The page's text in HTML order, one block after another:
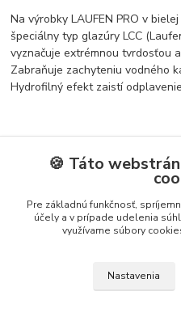
Na výrobky LAUFEN PRO v
špeciálny typ glazúry LCC
vyznačuje extrémnou tvrdosťou
Zabraňuje zachyteniu vodného
Hydrofilný efekt zaistí
Tovar zaradený v
Umývadlá
Klasické umývadlá
🍪 Táto
Pre základnú funkčnosť,
účely a v prípade udelenia
využívame súbory
Nastavenia